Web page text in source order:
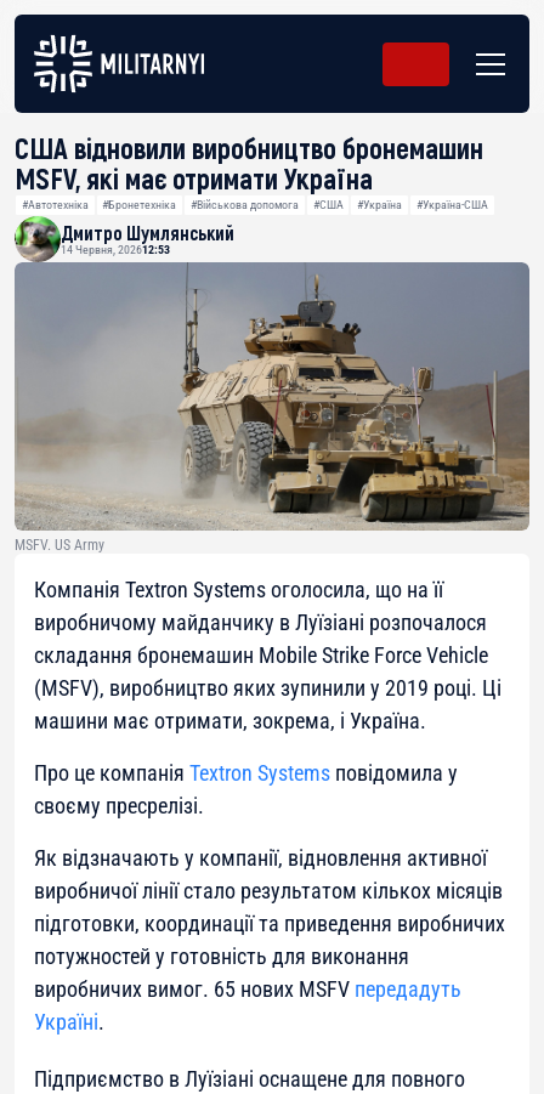
США відновили виробництво бронемашин
MSFV, які має отримати Україна
#Автотехніка #Бронетехніка #Військова допомога #США #Україна #Україна-США
Дмитро Шумлянський
14 Червня, 202612:53
MSFV. US Army
Компанія Textron Systems оголосила, що на її
виробничому майданчику в Луїзіані розпочалося
складання бронемашин Mobile Strike Force Vehicle
(MSFV), виробництво яких зупинили у 2019 році. Ці
машини має отримати, зокрема, і Україна.
Про це компанія Textron Systems повідомила у
своєму пресрелізі.
Як відзначають у компанії, відновлення активної
виробничої лінії стало результатом кількох місяців
підготовки, координації та приведення виробничих
потужностей у готовність для виконання
виробничих вимог. 65 нових MSFV передадуть
Україні.
Підприємство в Луїзіані оснащене для повного